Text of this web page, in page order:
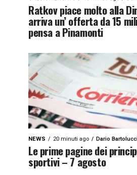
Ratkov piace molto alla
arriva un’ offerta da 15
pensa a Pinamonti
NEWS 20 minuti ago Dario
Le prime pagine dei
sportivi – 7 agosto